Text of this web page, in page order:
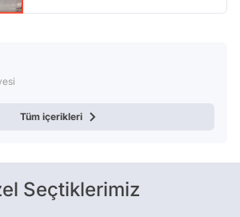
Tüm içerikleri
Seçtiklerimiz